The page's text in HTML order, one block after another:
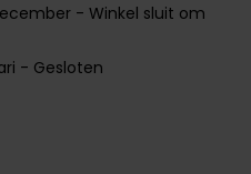
- Winkel sluit om
- Gesloten